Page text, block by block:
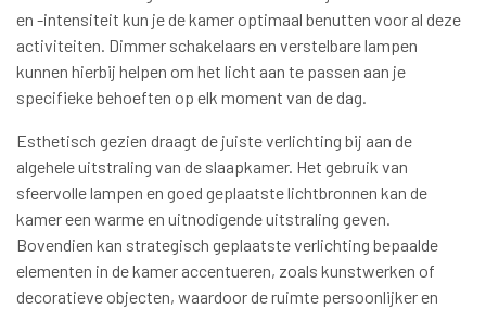
en -intensiteit kun je de kamer optimaal benutten voor al deze
activiteiten. Dimmer schakelaars en verstelbare lampen
kunnen hierbij helpen om het licht aan te passen aan je
specifieke behoeften op elk moment van de dag.
Esthetisch gezien draagt de juiste verlichting bij aan de
algehele uitstraling van de slaapkamer. Het gebruik van
sfeervolle lampen en goed geplaatste lichtbronnen kan de
kamer een warme en uitnodigende uitstraling geven.
Bovendien kan strategisch geplaatste verlichting bepaalde
elementen in de kamer accentueren, zoals kunstwerken of
decoratieve objecten, waardoor de ruimte persoonlijker en